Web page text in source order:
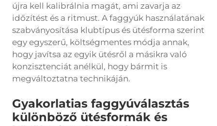
újra kell kalibrálnia magát, ami zavarja az
időzítést és a ritmust. A faggyúk használatának
szabványosítása klubtípus és ütésforma szerint
egy egyszerű, költségmentes módja annak,
hogy javítsa az egyik ütésről a másikra való
konzisztenciát anélkül, hogy bármit is
megváltoztatna technikáján.
Gyakorlatias faggyúválasztás
különböző ütésformák és